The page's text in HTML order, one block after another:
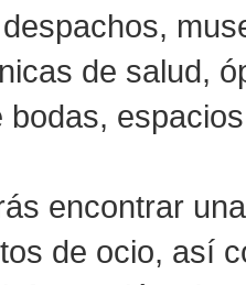
de salud,
bodas,
encontrar
de ocio, así